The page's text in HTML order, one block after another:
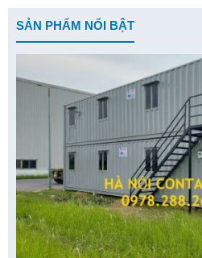
SẢN PHẨM NỔI BẬT